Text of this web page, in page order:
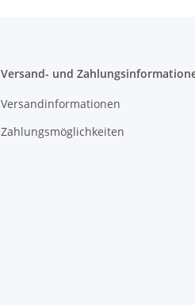
Versand- und
Versandinformationen
Zahlungsmöglichkeiten